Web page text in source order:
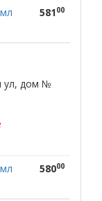
58100
ул, дом №
58000